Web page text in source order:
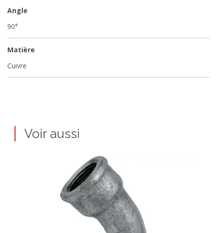
Angle
90°
Matière
Cuivre
Voir aussi